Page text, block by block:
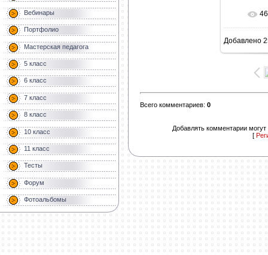
Вебинары
Портфолио
Мастерская педагога
5 класс
6 класс
7 класс
8 класс
10 класс
11 класс
Тесты
Форум
Фотоальбомы
В
Добавлено
Всего комментариев: 0
Добавлять комментарии могут
[